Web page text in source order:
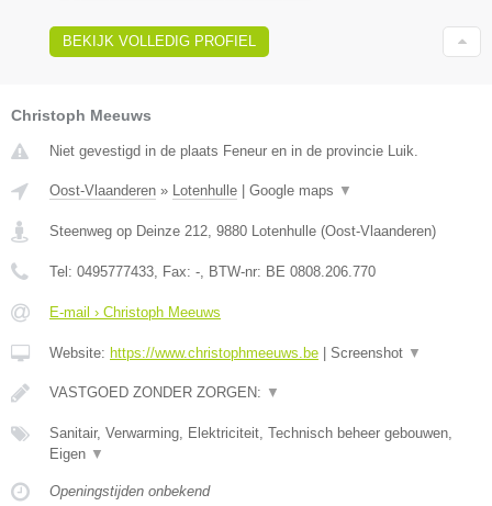
BEKIJK VOLLEDIG PROFIEL
Christoph Meeuws
Niet gevestigd in de plaats Feneur en in de provincie Luik.
Oost-Vlaanderen » Lotenhulle | Google maps ▼
Steenweg op Deinze 212 9880 Lotenhulle (Oost-Vlaanderen)
Tel: 0495777433 , Fax: - , BTW-nr: BE 0808.206.770
E-mail › Christoph Meeuws
Website: https://www.christophmeeuws.be | Screenshot ▼
VASTGOED ZONDER ZORGEN: ▼
Sanitair, Verwarming, Elektriciteit, Technisch beheer gebouwen,
Eigen ▼
Openingstijden onbekend